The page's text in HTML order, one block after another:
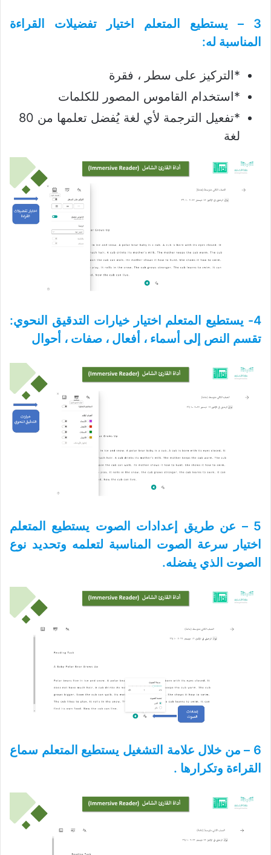
3 – يستطيع المتعلم اختيار تفضيلات القراءة
المناسبة له:
*التركيز على سطر ، فقرة
*استخدام القاموس المصور للكلمات
*تفعيل الترجمة لأي لغة يُفضل تعلمها من 80
لغة
4- يستطيع المتعلم اختيار خيارات التدقيق النحوي:
تقسم النص إلى أسماء ، أفعال ، صفات ، أحوال
5 – عن طريق إعدادات الصوت يستطيع المتعلم
اختيار سرعة الصوت المناسبة لتعلمه وتحديد نوع
الصوت الذي يفضله.
6 – من خلال علامة التشغيل يستطيع المتعلم سماع
القراءة وتكرارها .